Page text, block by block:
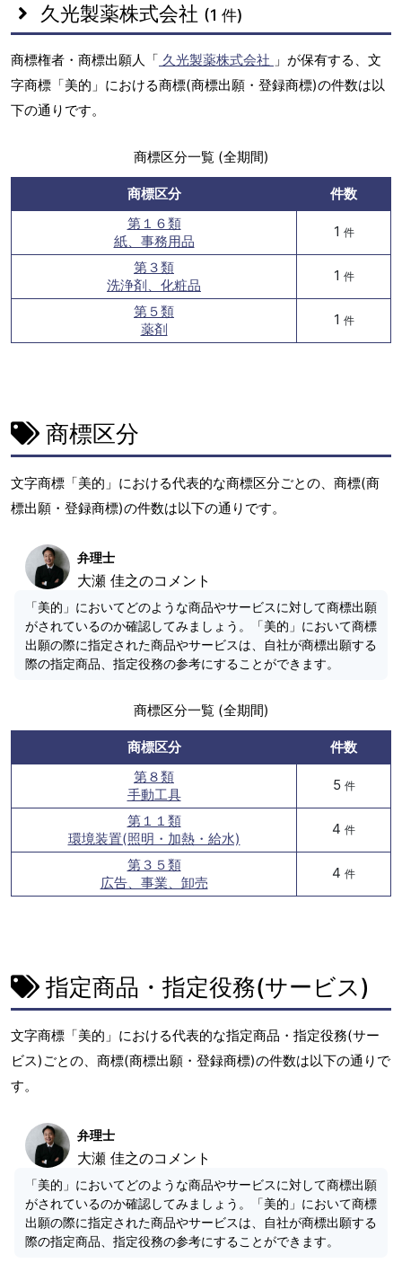
久光製薬株式会社 (1 件)
商標権者・商標出願人「 久光製薬株式会社 」が保有する、文
字商標「美的」における商標(商標出願・登録商標)の件数は以
下の通りです。
商標区分一覧 (全期間)
商標区分
件数
第１６類
紙、事務用品
1 件
第３類
洗浄剤、化粧品
1 件
第５類
薬剤
1 件
商標区分
文字商標「美的」における代表的な商標区分ごとの、商標(商
標出願・登録商標)の件数は以下の通りです。
弁理士
大瀬 佳之のコメント
「美的」においてどのような商品やサービスに対して商標出願
がされているのか確認してみましょう。「美的」において商標
出願の際に指定された商品やサービスは、自社が商標出願する
際の指定商品、指定役務の参考にすることができます。
商標区分一覧 (全期間)
商標区分
件数
第８類
手動工具
5 件
第１１類
環境装置(照明・加熱・給水)
4 件
第３５類
広告、事業、卸売
4 件
指定商品・指定役務(サービス)
文字商標「美的」における代表的な指定商品・指定役務(サー
ビス)ごとの、商標(商標出願・登録商標)の件数は以下の通りで
す。
弁理士
大瀬 佳之のコメント
「美的」においてどのような商品やサービスに対して商標出願
がされているのか確認してみましょう。「美的」において商標
出願の際に指定された商品やサービスは、自社が商標出願する
際の指定商品、指定役務の参考にすることができます。